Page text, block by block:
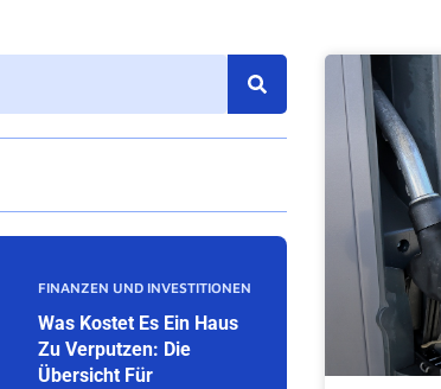
FINANZEN UND INVESTITIONEN
Was Kostet Es Ein Haus
Zu Verputzen: Die
Übersicht Für